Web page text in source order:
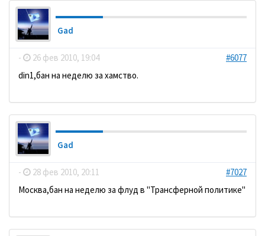
Gad
- 26 фев 2010, 19:04
#6077
din1,бан на неделю за хамство.
Gad
- 28 фев 2010, 20:11
#7027
Москва,бан на неделю за флуд в "Трансферной политике"